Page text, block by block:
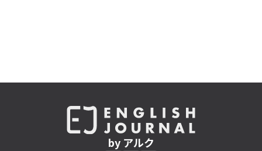
by アルク